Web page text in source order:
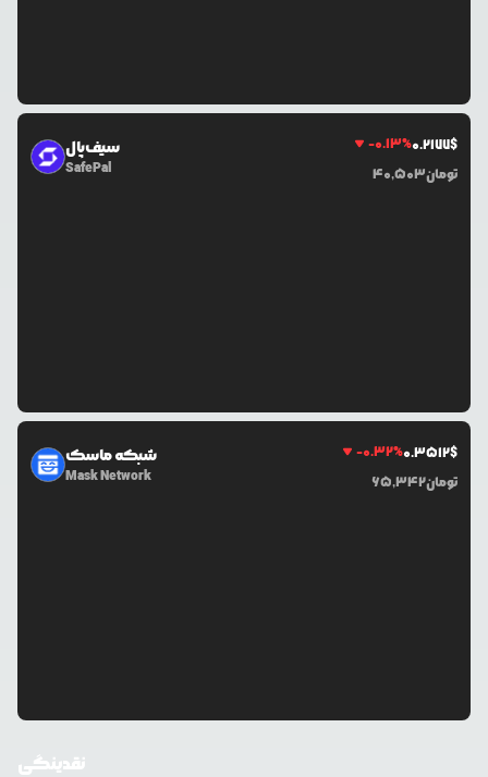
سیف‌پال
SafePal
-0.13%0.2177$
40,503تومان
شبکه ماسک
Mask Network
-0.32%0.3512$
65,342تومان
نقدینگی